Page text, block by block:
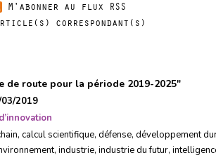
M'abonner au flux RSS
correspondant(s)
de route pour la période 2019-2025"
2019
, calcul scientifique, défense, développement
, industrie, industrie du futur,